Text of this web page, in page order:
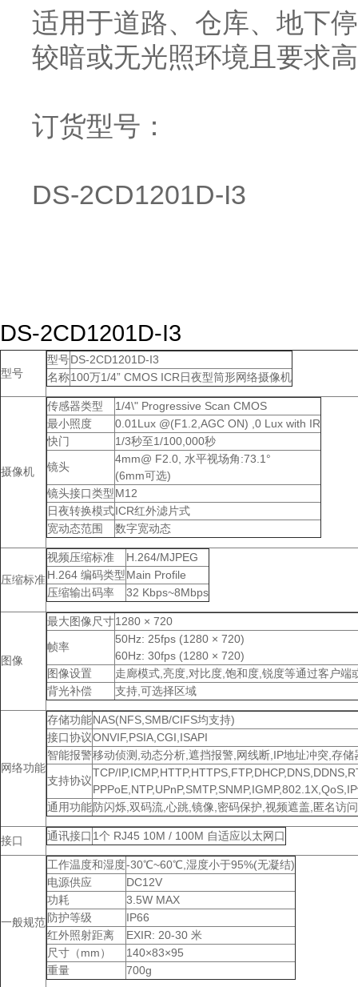
适用于道路、仓库、地下
较暗或无光照环境且要求
订货型号：
DS-2CD1201D-I3
DS-2CD1201D-I3
型号
型号DS-2CD1201D-I3
名称100万1/4” CMOS ICR日夜型筒形网络摄像机
摄像机
传感器类型
1/4\" Progressive Scan CMOS
最小照度
0.01Lux @(F1.2,AGC ON) ,0 Lux with IR
快门
1/3秒至1/100,000秒
镜头
4mm@ F2.0, 水平视场角:73.1°
(6mm可选)
镜头接口类型M12
日夜转换模式ICR红外滤片式
宽动态范围
数字宽动态
压缩标准
视频压缩标准
H.264/MJPEG
H.264 编码类型Main Profile
压缩输出码率
32 Kbps~8Mbps
图像
最大图像尺寸1280 × 720
帧率
50Hz: 25fps (1280 × 720)
60Hz: 30fps (1280 × 720)
图像设置
走廊模式,亮度,对比度,饱和度,锐度等通过客户端
背光补偿
支持,可选择区域
网络功能
存储功能NAS(NFS,SMB/CIFS均支持)
接口协议ONVIF,PSIA,CGI,ISAPI
智能报警移动侦测,动态分析,遮挡报警,网线断,IP地址冲突,存储
支持协议
TCP/
通用功能防闪烁,双码流,心跳,镜像,密码保护,视频遮盖,匿名访
接口 通讯接口 1个 RJ45 10M / 100M 自适应以太网口
一般规范
工作温度和湿度-30℃~60℃,湿度小于95%(无凝结)
电源供应
DC12V
功耗
3.5W MAX
防护等级
IP66
红外照射距离
EXIR: 20-30 米
尺寸（mm）
140×83×95
重量
700g